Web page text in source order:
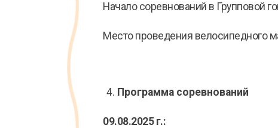
Начало соревнований в Групповой
Место проведения велосипедного
Программа соревнований
09.08.2025 г.: